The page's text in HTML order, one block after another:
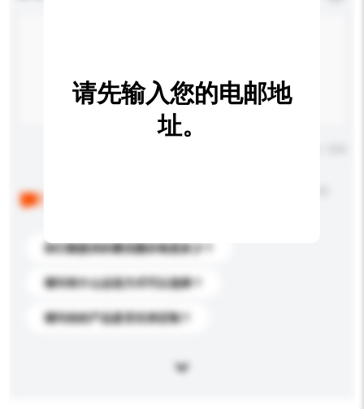
你们能提供的最优惠价格是多少？
请问有什么运送方式可以选择？
请问你的产品是否支持定制？
请先输入您的电邮地
址。